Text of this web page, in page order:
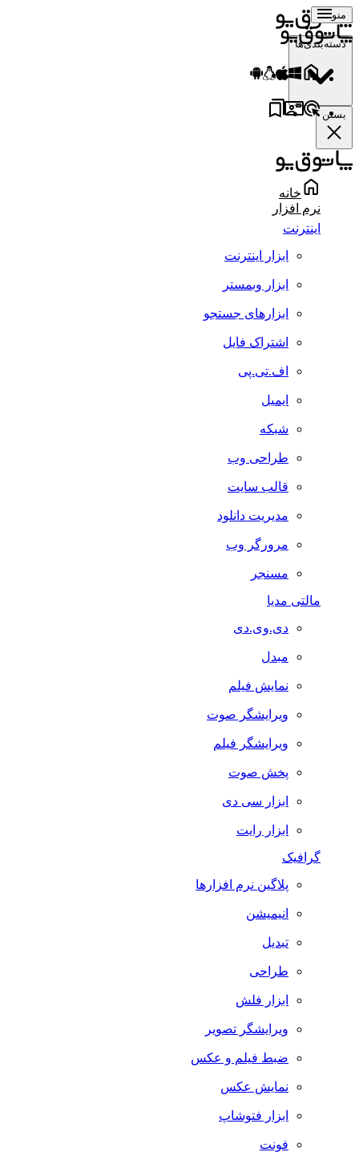
منو
دسته‌بندی‌ها
بستن
خانه
نرم افزار
اینترنت
ابزار اینترنت
ابزار وبمستر
ابزارهای جستجو
اشتراک فایل
اف.تی.پی
ایمیل
شبکه
طراحی وب
قالب سایت
مدیریت دانلود
مرورگر وب
مسنجر
مالتی مدیا
دی.وی.دی
مبدل
نمایش فیلم
ویرایشگر صوت
ویرایشگر فیلم
پخش صوت
ابزار سی دی
ابزار رایت
گرافیک
پلاگین نرم افزارها
انیمیشن
تبدیل
طراحی
ابزار فلش
ویرایشگر تصویر
ضبط فيلم و عكس
نمایش عکس
ابزار فتوشاپ
فونت